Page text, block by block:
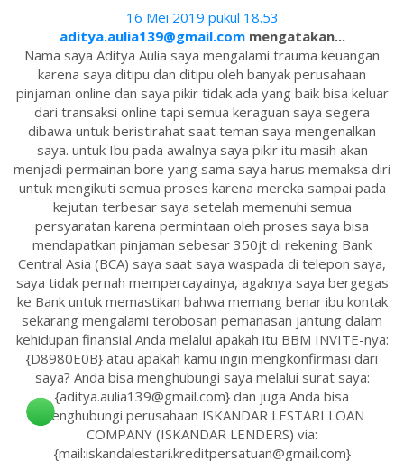
16 Mei 2019 pukul 18.53
aditya.aulia139@gmail.commengatakan...
Nama saya Aditya Aulia saya mengalami trauma keuangan
karena saya ditipu dan ditipu oleh banyak perusahaan
pinjaman online dan saya pikir tidak ada yang baik bisa keluar
dari transaksi online tapi semua keraguan saya segera
dibawa untuk beristirahat saat teman saya mengenalkan
saya. untuk Ibu pada awalnya saya pikir itu masih akan
menjadi permainan bore yang sama saya harus memaksa diri
untuk mengikuti semua proses karena mereka sampai pada
kejutan terbesar saya setelah memenuhi semua
persyaratan karena permintaan oleh proses saya bisa
mendapatkan pinjaman sebesar 350jt di rekening Bank
Central Asia (BCA) saya saat saya waspada di telepon saya,
saya tidak pernah mempercayainya, agaknya saya bergegas
ke Bank untuk memastikan bahwa memang benar ibu kontak
sekarang mengalami terobosan pemanasan jantung dalam
kehidupan finansial Anda melalui apakah itu BBM INVITE-nya:
{D8980E0B} atau apakah kamu ingin mengkonfirmasi dari
saya? Anda bisa menghubungi saya melalui surat saya:
{aditya.aulia139@gmail.com} dan juga Anda bisa
menghubungi perusahaan ISKANDAR LESTARI LOAN
COMPANY (ISKANDAR LENDERS) via:
{mail:iskandalestari.kreditpersatuan@gmail.com}